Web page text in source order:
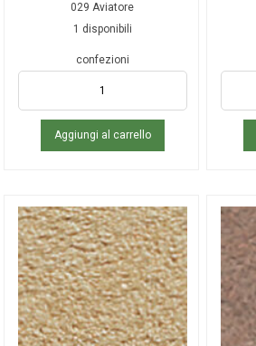
029 Aviatore
1 disponibili
confezioni
Aggiungi al carrello